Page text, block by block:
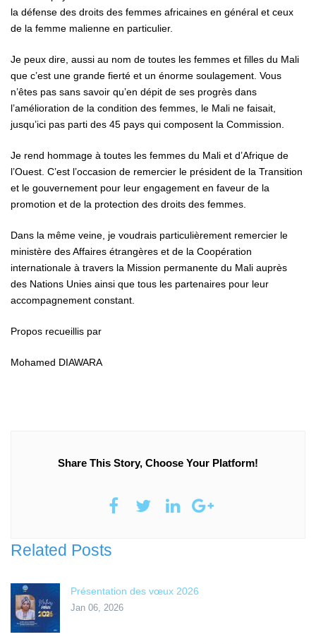
la défense des droits des femmes africaines en général et ceux
de la femme malienne en particulier.
Je peux dire, aussi au nom de toutes les femmes et filles du Mali
que c’est une grande fierté et un énorme soulagement. Vous
n’êtes pas sans savoir qu’en dépit de ses progrès dans
l’amélioration de la condition des femmes, le Mali ne faisait,
jusqu’ici pas parti des 45 pays qui composent la Commission.
Je rend hommage à toutes les femmes du Mali et d’Afrique de
l’Ouest. C’est l’occasion de remercier le président de la Transition
et le gouvernement pour leur engagement en faveur de la
promotion et de la protection des droits des femmes.
Dans la même veine, je voudrais particulièrement remercier le
ministère des Affaires étrangères et de la Coopération
internationale à travers la Mission permanente du Mali auprès
des Nations Unies ainsi que tous les partenaires pour leur
accompagnement constant.
Propos recueillis par
Mohamed DIAWARA
Share This Story, Choose Your Platform!
Related Posts
Présentation des vœux 2026
Jan 06, 2026